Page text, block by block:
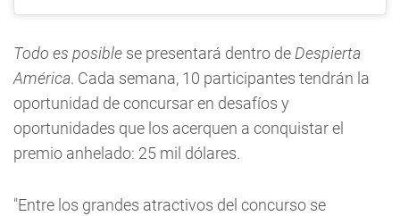
Todo es posible se presentará dentro de Despierta
América. Cada semana, 10 participantes tendrán la
oportunidad de concursar en desafíos y
oportunidades que los acerquen a conquistar el
premio anhelado: 25 mil dólares.
"Entre los grandes atractivos del concurso se